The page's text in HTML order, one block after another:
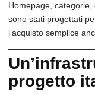
Homepage,
sono stati progettati
l’acquisto semplice
progetto